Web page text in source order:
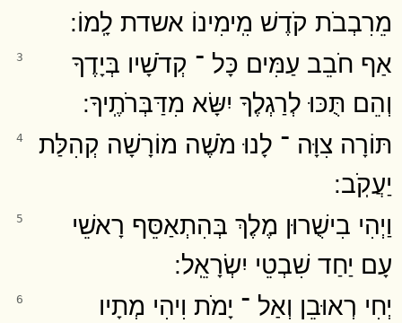
מֵרִבְבֹת קֹדֶשׁ מִֽימִינוֹ אשדת לָֽמוֹ ׃
3
אַף חֹבֵב עַמִּים כָּל ־ קְדֹשָׁיו בְּיָדֶךָ
וְהֵם תֻּכּוּ לְרַגְלֶךָ יִשָּׂא מִדַּבְּרֹתֶֽיךָ ׃
4
תּוֹרָה צִוָּה ־ לָנוּ מֹשֶׁה מוֹרָשָׁה קְהִלַּת
יַעֲקֹֽב ׃
5
וַיְהִי בִישֻׁרוּן מֶלֶךְ בְּהִתְאַסֵּף רָאשֵׁי
עָם יַחַד שִׁבְטֵי יִשְׂרָאֵֽל ׃
6
יְחִי רְאוּבֵן וְאַל ־ יָמֹת וִיהִי מְתָיו